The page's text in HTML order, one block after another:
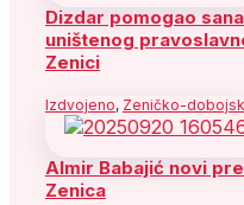
Dizdar pomogao
uništenog
Zenici
Izdvojeno, Zeničko-
Almir Babajić novi
Zenica